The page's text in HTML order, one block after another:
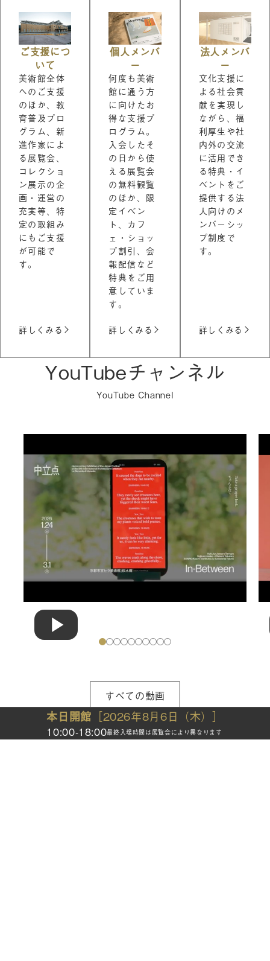
本日開館 ［2026年8月6日（木）］
10:00-18:00最終入場時間は展覧会により異なります
ご支援につ
いて
美術館全体
へのご支援
のほか、教
育普及プロ
グラム、新
進作家によ
る展覧会、
コレクショ
ン展示の企
画・運営の
充実等、特
定の取組み
にもご支援
が可能で
す。
詳しくみる
個人メンバ
ー
何度も美術
館に通う方
に向けたお
得な支援プ
ログラム。
入会したそ
の日から使
える展覧会
の無料観覧
のほか、限
定イベン
ト、カフ
ェ・ショッ
プ割引、会
報配信など
特典をご用
意していま
す。
詳しくみる
法人メンバ
ー
文化支援に
よる社会貢
献を実現し
ながら、福
利厚生や社
内外の交流
に活用でき
る特典・イ
ベントをご
提供する法
人向けのメ
ンバーシッ
プ制度で
す。
詳しくみる
YouTubeチャンネル
すべての動画